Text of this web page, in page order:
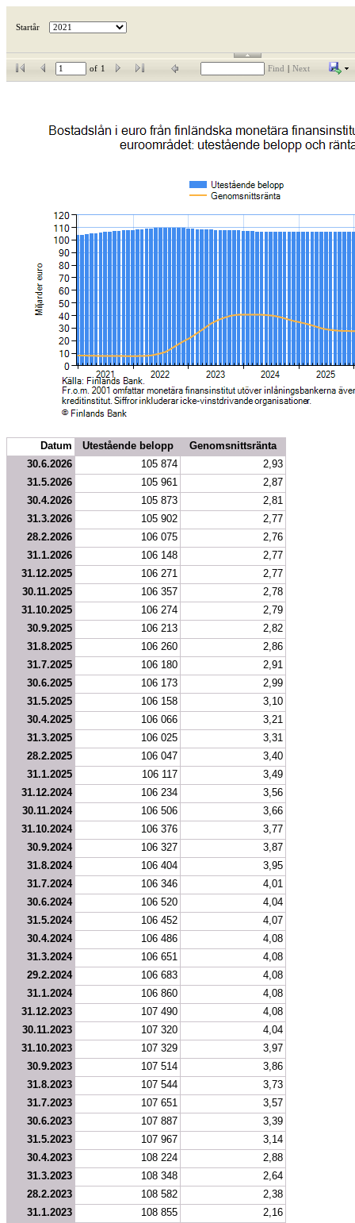
Startår
of 1 Find Next
Datum Utestående belopp
Genomsnittsränta
30.6.2026
105 874
2,93
31.5.2026
105 961
2,87
30.4.2026
105 873
2,81
31.3.2026
105 902
2,77
28.2.2026
106 075
2,76
31.1.2026
106 148
2,77
31.12.2025
106 271
2,77
30.11.2025
106 357
2,78
31.10.2025
106 274
2,79
30.9.2025
106 213
2,82
31.8.2025
106 260
2,86
31.7.2025
106 180
2,91
30.6.2025
106 173
2,99
31.5.2025
106 158
3,10
30.4.2025
106 066
3,21
31.3.2025
106 025
3,31
28.2.2025
106 047
3,40
31.1.2025
106 117
3,49
31.12.2024
106 234
3,56
30.11.2024
106 506
3,66
31.10.2024
106 376
3,77
30.9.2024
106 327
3,87
31.8.2024
106 404
3,95
31.7.2024
106 346
4,01
30.6.2024
106 520
4,04
31.5.2024
106 452
4,07
30.4.2024
106 486
4,08
31.3.2024
106 651
4,08
29.2.2024
106 683
4,08
31.1.2024
106 860
4,08
31.12.2023
107 490
4,08
30.11.2023
107 320
4,04
31.10.2023
107 329
3,97
30.9.2023
107 514
3,86
31.8.2023
107 544
3,73
31.7.2023
107 651
3,57
30.6.2023
107 887
3,39
31.5.2023
107 967
3,14
30.4.2023
108 224
2,88
31.3.2023
108 348
2,64
28.2.2023
108 582
2,38
31.1.2023
108 855
2,16